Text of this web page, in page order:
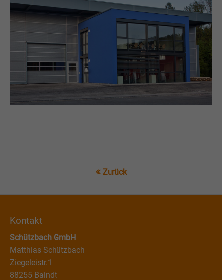
Drop us a line
info@yourdomain.com
About us
Lorem ipsum dolor sit amet, consectetuer adipiscing elit.
Aenean commodo ligula eget dolor. Aenean massa. Cum
sociis natoque penatibus et magnis dis parturient
Zurück
Kontakt
Schützbach GmbH
Matthias Schützbach
Ziegeleistr.1
88255 Baindt